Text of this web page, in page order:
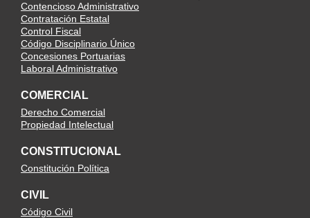
Contencioso Administrativo
Contratación Estatal
Control Fiscal
Código Disciplinario Único
Concesiones Portuarias
Laboral Administrativo
COMERCIAL
Derecho Comercial
Propiedad Intelectual
CONSTITUCIONAL
Constitución Política
CIVIL
Código Civil